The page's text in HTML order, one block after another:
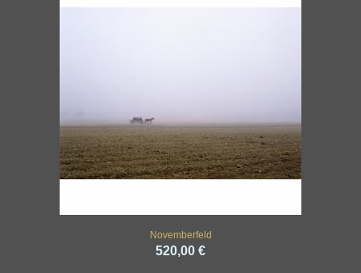
Novemberfeld
520,00 €